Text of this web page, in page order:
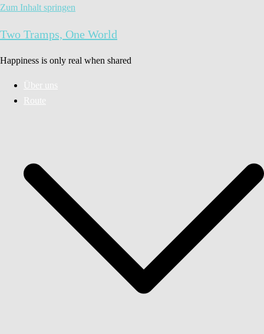
Zum Inhalt springen
Two Tramps, One World
Happiness is only real when shared
Über uns
Route